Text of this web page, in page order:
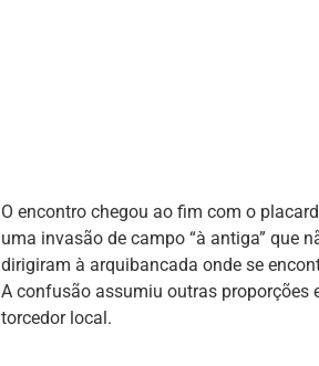
O encontro chegou ao fim com o
uma invasão de campo “à antiga” que
dirigiram à arquibancada onde se
A confusão assumiu outras proporções
torcedor local.